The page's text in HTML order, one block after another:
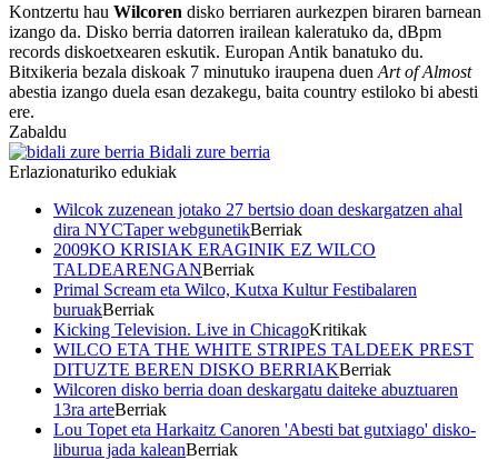
Kontzertu hau Wilcoren disko berriaren aurkezpen biraren barnean
izango da. Disko berria datorren irailean kaleratuko da, dBpm
records diskoetxearen eskutik. Europan Antik banatuko du.
Bitxikeria bezala diskoak 7 minutuko iraupena duen Art of Almost
abestia izango duela esan dezakegu, baita country estiloko bi abesti
ere.
Zabaldu
Bidali zure berria
Erlazionaturiko edukiak
Wilcok zuzenean jotako 27 bertsio doan deskargatzen ahal
dira NYCTaper webgunetikBerriak
2009KO KRISIAK ERAGINIK EZ WILCO
TALDEARENGANBerriak
Primal Scream eta Wilco, Kutxa Kultur Festibalaren
buruakBerriak
Kicking Television. Live in ChicagoKritikak
WILCO ETA THE WHITE STRIPES TALDEEK PREST
DITUZTE BEREN DISKO BERRIAKBerriak
Wilcoren disko berria doan deskargatu daiteke abuztuaren
13ra arteBerriak
Lou Topet eta Harkaitz Canoren 'Abesti bat gutxiago' disko-
liburua jada kaleanBerriak